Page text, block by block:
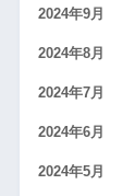
2024年9月
2024年8月
2024年7月
2024年6月
2024年5月